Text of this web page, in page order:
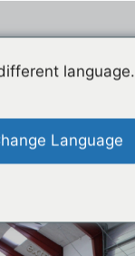
language.
Language